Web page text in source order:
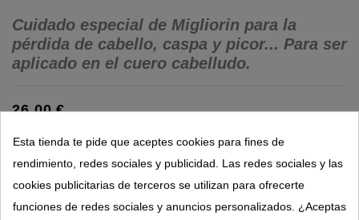
Cuidado especial de Migliorin para la
pérdida de cabello, caspa y picor... Para ser
aplicado en el cuero cabelludo.
26,00 €
Esta tienda te pide que aceptes cookies para fines de
rendimiento, redes sociales y publicidad. Las redes sociales y las
cookies publicitarias de terceros se utilizan para ofrecerte
funciones de redes sociales y anuncios personalizados. ¿Aceptas